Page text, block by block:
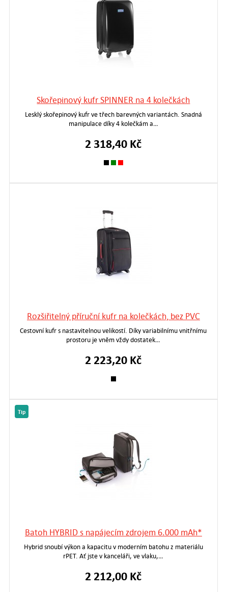
Skořepinový kufr SPINNER na 4 kolečkách
Lesklý skořepinový kufr ve třech barevných variantách. Snadná
manipulace díky 4 kolečkám a…
2 318,40 Kč
Rozšiřitelný příruční kufr na kolečkách, bez PVC
Cestovní kufr s nastavitelnou velikostí. Díky variabilnímu vnitřnímu
prostoru je vněm vždy dostatek…
2 223,20 Kč
Tip
Batoh HYBRID s napájecím zdrojem 6.000 mAh*
Hybrid snoubí výkon a kapacitu v moderním batohu z materiálu
rPET. Ať jste v kanceláři, ve vlaku,…
2 212,00 Kč